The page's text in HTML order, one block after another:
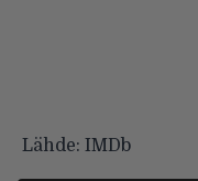
Lähde: IMDb